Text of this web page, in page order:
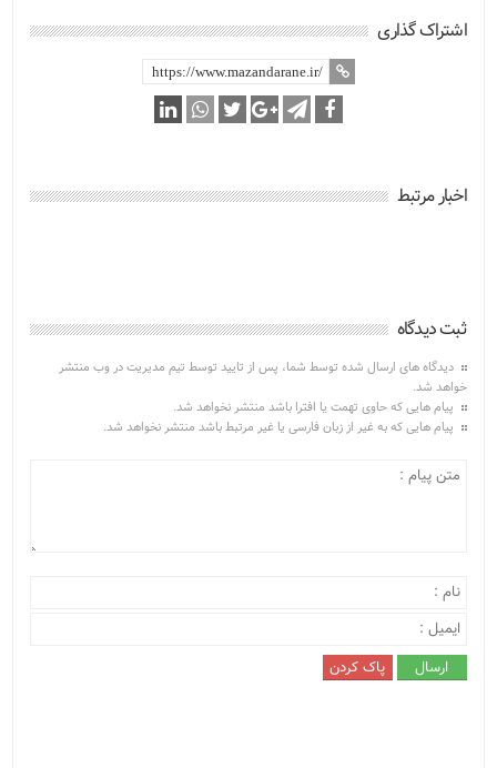
اشتراک گذاری
اخبار مرتبط
ثبت دیدگاه
دیدگاه های ارسال شده توسط شما، پس از تایید توسط تیم مدیریت در وب منتشر
خواهد شد.
پیام هایی که حاوی تهمت یا افترا باشد منتشر نخواهد شد.
پیام هایی که به غیر از زبان فارسی یا غیر مرتبط باشد منتشر نخواهد شد.